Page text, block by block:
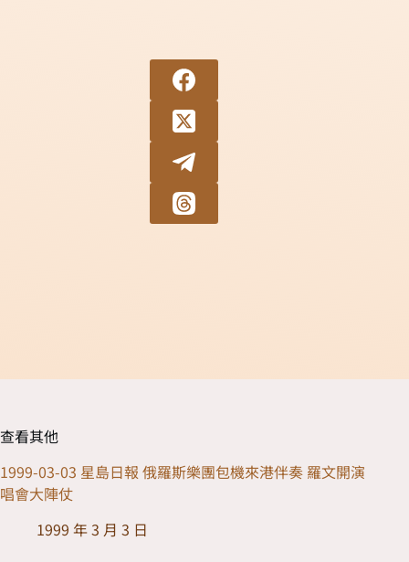
查看其他
1999-03-03 星島日報 俄羅斯樂團包機來港伴奏 羅文開演
唱會大陣仗
1999 年 3 月 3 日